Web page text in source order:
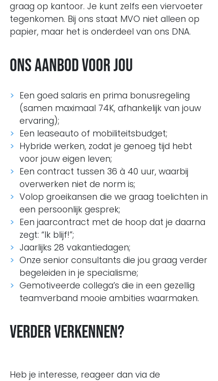
graag op kantoor. Je kunt zelfs een viervoeter
tegenkomen. Bij ons staat MVO niet alleen op
papier, maar het is onderdeel van ons DNA.
Ons aanbod voor jou
Een goed salaris en prima bonusregeling
(samen maximaal 74K, afhankelijk van jouw
ervaring);
Een leaseauto of mobiliteitsbudget;
Hybride werken, zodat je genoeg tijd hebt
voor jouw eigen leven;
Een contract tussen 36 à 40 uur, waarbij
overwerken niet de norm is;
Volop groeikansen die we graag toelichten in
een persoonlijk gesprek;
Een jaarcontract met de hoop dat je daarna
zegt: “Ik blijf!”;
Jaarlijks 28 vakantiedagen;
Onze senior consultants die jou graag verder
begeleiden in je specialisme;
Gemotiveerde collega’s die in een gezellig
teamverband mooie ambities waarmaken.
Verder verkennen?
Heb je interesse, reageer dan via de